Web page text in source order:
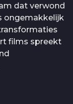
dat verwond
ongemakkelijk
films spreekt